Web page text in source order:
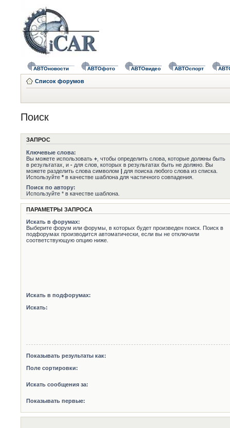
АВТОновости АВТОфото АВТОвидео АВТОспорт
Список форумов
Поиск
ЗАПРОС
Ключевые слова:
Вы можете использовать + , чтобы определить слова, которые должны быть
в результатах, и - для слов, которых в результатах быть не должно. Вы
можете разделить слова символом | для поиска любого слова из списка.
Используйте * в качестве шаблона для частичного совпадения.
Поиск по автору:
Используйте * в качестве шаблона.
ПАРАМЕТРЫ ЗАПРОСА
Искать в форумах:
Выберите форум или форумы, в которых будет произведен поиск. Поиск в
подфорумах производится автоматически, если вы не отключили
соответствующую опцию ниже.
Искать в подфорумах:
Искать:
Показывать результаты как:
Поле сортировки:
Искать сообщения за:
Показывать первые: